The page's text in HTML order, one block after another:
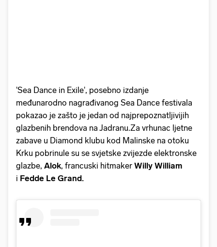
'Sea Dance in Exile', posebno izdanje
međunarodno nagrađivanog Sea Dance festivala
pokazao je zašto je jedan od najprepoznatljivijih
glazbenih brendova na Jadranu.Za vrhunac ljetne
zabave u Diamond klubu kod Malinske na otoku
Krku pobrinule su se svjetske zvijezde elektronske
glazbe, Alok, francuski hitmaker Willy William
i Fedde Le Grand.